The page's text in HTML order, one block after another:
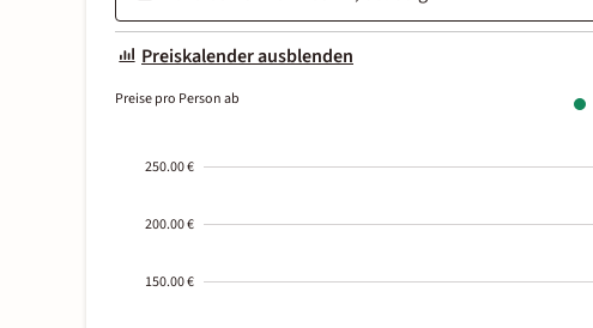
Preiskalender ausblenden
Preise pro Person ab
250.00 €
200.00 €
150.00 €